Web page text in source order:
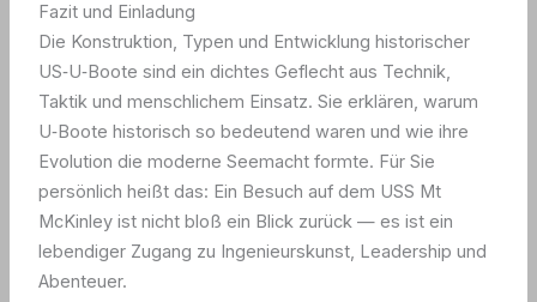
Fazit und Einladung
Die Konstruktion, Typen und Entwicklung historischer
US‑U‑Boote sind ein dichtes Geflecht aus Technik,
Taktik und menschlichem Einsatz. Sie erklären, warum
U‑Boote historisch so bedeutend waren und wie ihre
Evolution die moderne Seemacht formte. Für Sie
persönlich heißt das: Ein Besuch auf dem USS Mt
McKinley ist nicht bloß ein Blick zurück — es ist ein
lebendiger Zugang zu Ingenieurskunst, Leadership und
Abenteuer.